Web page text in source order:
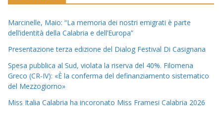
Marcinelle, Maio: “La memoria dei nostri emigrati è parte
dell’identità della Calabria e dell’Europa”
Presentazione terza edizione del Dialog Festival Di Casignana
Spesa pubblica al Sud, violata la riserva del 40%. Filomena
Greco (CR-IV): «È la conferma del definanziamento sistematico
del Mezzogiorno»
Miss Italia Calabria ha incoronato Miss Framesi Calabria 2026